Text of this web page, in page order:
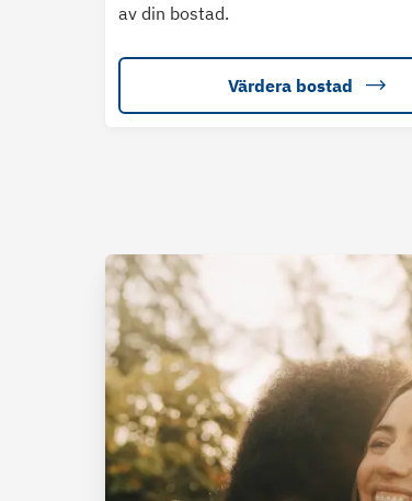
av din bostad.
Värdera bostad